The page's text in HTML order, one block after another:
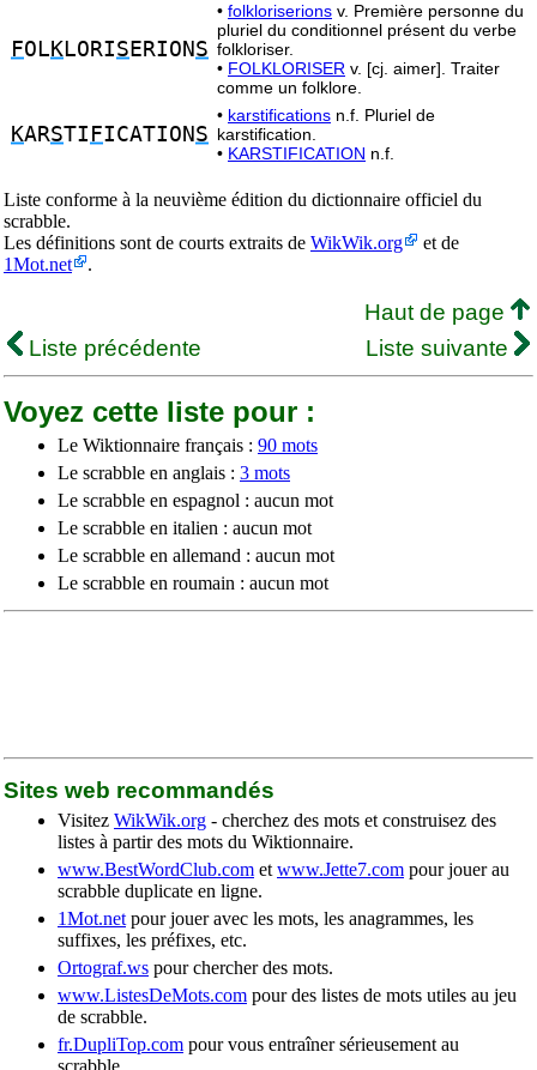
FOL KLORIS ERION S
• folkloriserions v. Première personne du
pluriel du conditionnel présent du verbe
folkloriser.
• FOLKLORISER v. [cj. aimer]. Traiter
comme un folklore.
KARSTI FICATION S
• karstifications n.f. Pluriel de
karstification.
• KARSTIFICATION n.f.
Liste conforme à la neuvième édition du dictionnaire officiel du
scrabble.
Les définitions sont de courts extraits de WikWik.org
et de
1Mot.net
.
Haut de page
Liste précédente
Liste suivante
Voyez cette liste pour :
Le Wiktionnaire français : 90 mots
Le scrabble en anglais : 3 mots
Le scrabble en espagnol : aucun mot
Le scrabble en italien : aucun mot
Le scrabble en allemand : aucun mot
Le scrabble en roumain : aucun mot
Sites web recommandés
Visitez WikWik.org - cherchez des mots et construisez des
listes à partir des mots du Wiktionnaire.
www.BestWordClub.com et www.Jette7.com pour jouer au
scrabble duplicate en ligne.
1Mot.net pour jouer avec les mots, les anagrammes, les
suffixes, les préfixes, etc.
Ortograf.ws pour chercher des mots.
www.ListesDeMots.com pour des listes de mots utiles au jeu
de scrabble.
fr.DupliTop.com pour vous entraîner sérieusement au
scrabble.